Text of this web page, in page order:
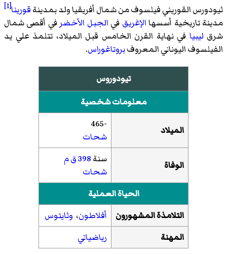
ثيودورس القوريني فيلسوف من شمال أفريقيا ولد بمدينةقورينا[1]
مدينة تاريخية أسسهاالإغريق في الجبل الأخضرفي أقصى شمال
شرق ليبيا في نهاية القرن الخامس قبل الميلاد، تتلمذ علي يد
الفيلسوف اليوناني المعروفبروتاغوراس.
تيودوروس
معلومات شخصية
الميلاد
-465
شحات
الوفاة سنة398 ق م
شحات
الحياة العملية
التلامذة المشهورون
أفلاطون، وثايتوس
المهنة
رياضياتي